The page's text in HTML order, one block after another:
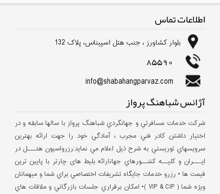
اطلاعات تماس
بلوار كشاورز ، جنب هتل اسپیناس، پلاک 132
85590
info@shabahangparvaz.com
آژانس شباهنگ پرواز
شركت خدمات مسافرتي و جهانگردي شباهنگ پرواز با سالها سابقه و در
اختيار داشتن كادر فني مجرب ، آمادگي خود را جهت ارائه بهترين
سرويسهاي توريستي به شرح ذيل اعلام مي نمايد:رزرواسيون هتـــل در
ايـــران و كليــه كشــورهاي جهانارائه بلیط های چارتر با پایین ترین
قیمت ها • رزرو خدمات جايگاه تشريفات اختصاصي براي شما و ميهمانان
ويژه شما ( VIP & CIP )• امكان برقراري جلسات بازرگاني و ملاقات هاي